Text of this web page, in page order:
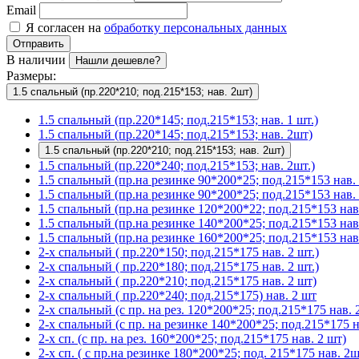
Email
Я согласен на обработку персональных данных
Отправить
В наличии Нашли дешевле?
Размеры:
1.5 спальный (пр.220*210; под.215*153; нав. 2шт)
1.5 спальный (пр.220*145; под.215*153; нав. 1 шт.)
1.5 спальный (пр.220*145; под.215*153; нав. 2шт)
1.5 спальный (пр.220*210; под.215*153; нав. 2шт)
1.5 спальный (пр.220*240; под.215*153; нав. 2шт.)
1.5 спальный (пр.на резинке 90*200*25; под.215*153
1.5 спальный (пр.на резинке 90*200*25; под.215*153
1.5 спальный (пр.на резинке 120*200*22; под.215*153
1.5 спальный (пр.на резинке 140*200*25; под.215*153
1.5 спальный (пр.на резинке 160*200*25; под.215*153
2-х спальный ( пр.220*150; под.215*175 нав. 2 шт.)
2-х спальный ( пр.220*180; под.215*175 нав. 2 шт.)
2-х спальный ( пр.220*210; под.215*175 нав. 2 шт)
2-х спальный ( пр.220*240; под.215*175) нав. 2 шт
2-х спальный (с пр. на рез. 120*200*25; под.215*175 нав.
2-х спальный (с пр. на резинке 140*200*25; под.215*175
2-х сп. (с пр. на рез. 160*200*25; под.215*175 нав. 2 шт)
2-х сп. ( с пр.на резинке 180*200*25; под. 215*175 нав.